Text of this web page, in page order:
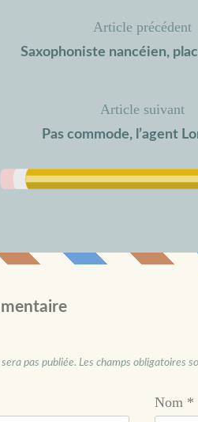
Article précédent
Saxophoniste nancéien,
Article suivant
Pas commode, l’agent
pas publiée. Les champs obligatoires
Nom *